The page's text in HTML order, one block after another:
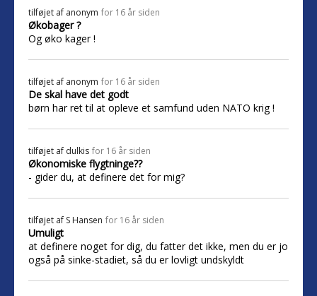
tilføjet af anonym for 16 år siden
Økobager ?
Og øko kager !
tilføjet af anonym for 16 år siden
De skal have det godt
børn har ret til at opleve et samfund uden NATO krig !
tilføjet af dulkis for 16 år siden
Økonomiske flygtninge??
- gider du, at definere det for mig?
tilføjet af S Hansen for 16 år siden
Umuligt
at definere noget for dig, du fatter det ikke, men du er jo
også på sinke-stadiet, så du er lovligt undskyldt